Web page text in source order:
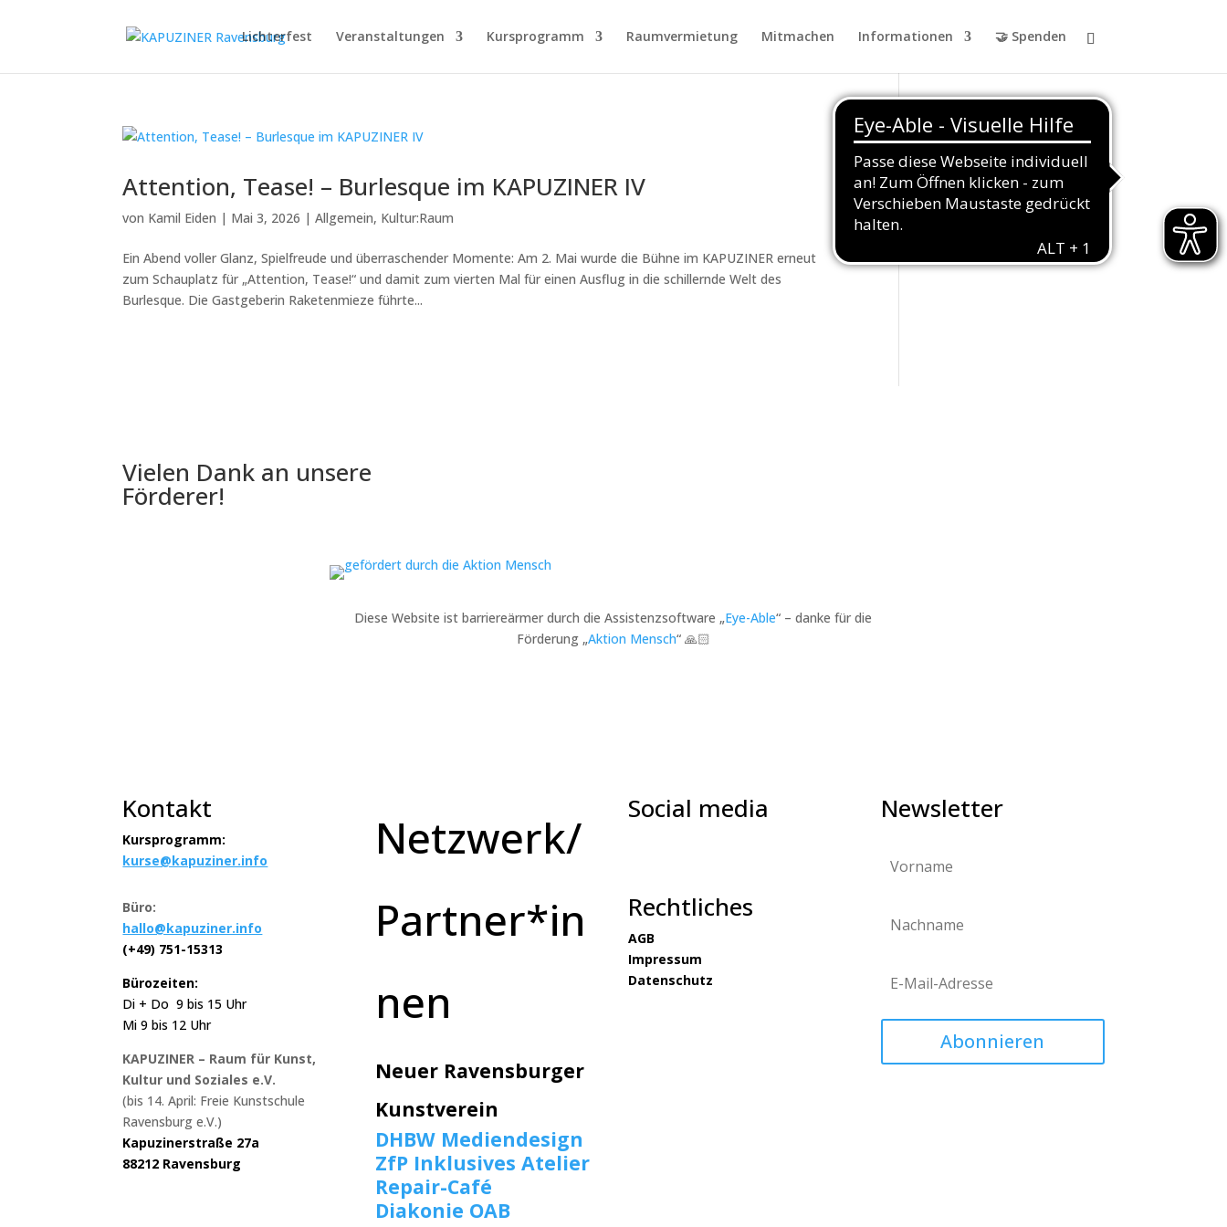
Lichterfest Veranstaltungen Kursprogramm Raumvermietung Mitmachen Informationen 🤝 Spenden
Attention, Tease! – Burlesque im KAPUZINER IV
von Kamil Eiden | Mai 3, 2026 |Allgemein, Kultur:Raum
Ein Abend voller Glanz, Spielfreude und überraschender Momente: Am 2. Mai wurde die Bühne im KAPUZINER erneut
zum Schauplatz für „Attention, Tease!“ und damit zum vierten Mal für einen Ausflug in die schillernde Welt des
Burlesque. Die Gastgeberin Raketenmieze führte...
Vielen Dank an unsere
Förderer!
Diese Website ist barriereärmer durch die Assistenzsoftware „Eye-Able“ – danke für die
Förderung „Aktion Mensch“ 🙏🏻
Kontakt
Kursprogramm:
kurse@kapuziner.info
Büro:
hallo@kapuziner.info
(+49) 751-15313
Bürozeiten:
Di + Do 9 bis 15 Uhr
Mi 9 bis 12 Uhr
KAPUZINER – Raum für Kunst,
Kultur und Soziales e.V.
(bis 14. April: Freie Kunstschule
Ravensburg e.V.)
Kapuzinerstraße 27a
88212 Ravensburg
Netzwerk/
Partner*in
nen
Neuer Ravensburger
Kunstverein
DHBW Mediendesign
ZfP Inklusives Atelier
Repair-Café
Diakonie OAB
Social media
Rechtliches
AGB
Impressum
Datenschutz
Newsletter
Abonnieren